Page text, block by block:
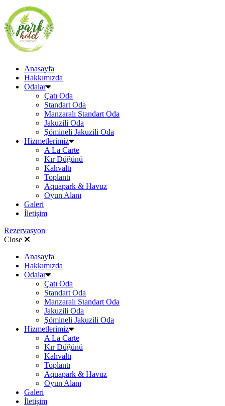
Anasayfa
Hakkımızda
Odalar
Çatı Oda
Standart Oda
Manzaralı Standart Oda
Jakuzili Oda
Şömineli Jakuzili Oda
Hizmetlerimiz
A La Carte
Kır Düğünü
Kahvaltı
Toplantı
Aquapark & Havuz
Oyun Alanı
Galeri
İletişim
Rezervasyon
Close
Anasayfa
Hakkımızda
Odalar
Çatı Oda
Standart Oda
Manzaralı Standart Oda
Jakuzili Oda
Şömineli Jakuzili Oda
Hizmetlerimiz
A La Carte
Kır Düğünü
Kahvaltı
Toplantı
Aquapark & Havuz
Oyun Alanı
Galeri
İletişim